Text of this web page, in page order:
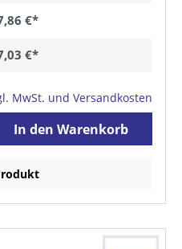
€*
€*
MwSt. und Versandkosten
In den Warenkorb